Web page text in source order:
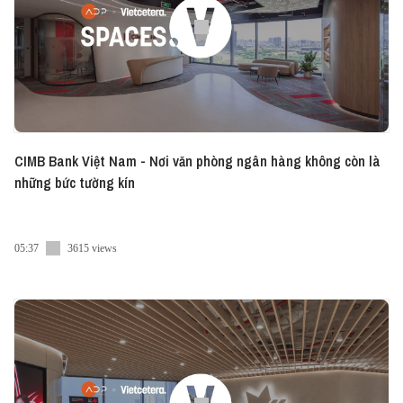
● Linkedin:
- VN:https://www.linkedin.com/showcase/vietcetera-vn
- EN: https://www.linkedin.com/company/vietcetera/
● Tiktok:https://www.tiktok.com/@vietceteraadvice
● Twitter:https://twitter.com/vietcetera
#SPACES #Vietcetera #Podcast
CIMB Bank Việt Nam - Nơi văn phòng ngân hàng không còn là
những bức tường kín
05:37 3615 views